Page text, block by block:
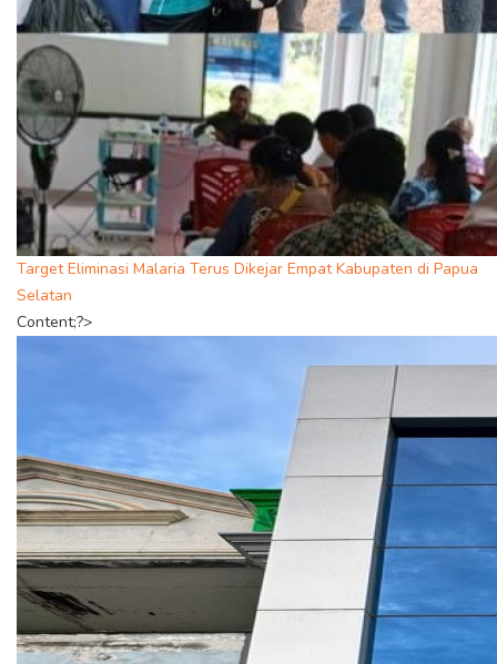
Target Eliminasi Malaria Terus Dikejar Empat Kabupaten di Papua
Selatan
Content;?>